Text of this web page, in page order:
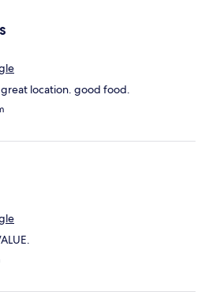
location. good food.